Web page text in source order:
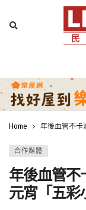
Home 年後血管不卡
合作媒體
年後血管
元宵「五彩